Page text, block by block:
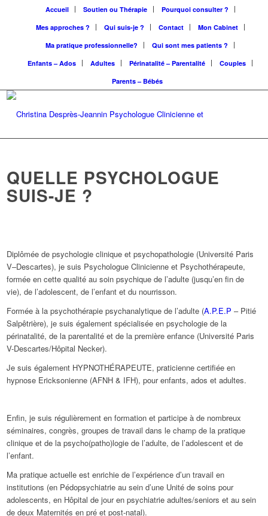
Accueil Soutien ou Thérapie
Pourquoi consulter ?
Mes approches ?
Qui suis-je ? Contact
Mon Cabinet
Ma pratique professionnelle?
Qui sont mes patients ?
Enfants – Ados
Adultes Périnatalité – Parentalité
Couples
Parents – Bébés
QUELLE PSYCHOLOGUE
SUIS-JE ?
Diplômée de psychologie clinique et psychopathologie (Université Paris
V–Descartes), je suis Psychologue Clinicienne et Psychothérapeute,
formée en cette qualité au soin psychique de l’adulte (jusqu’en fin de
vie), de l’adolescent, de l’enfant et du nourrisson.
Formée à la psychothérapie psychanalytique de l’adulte (A.P.E.P – Pitié
Salpêtrière), je suis également spécialisée en psychologie de la
périnatalité, de la parentalité et de la première enfance (Université Paris
V-Descartes/Hôpital Necker).
Je suis également HYPNOTHÉRAPEUTE, praticienne certifiée en
hypnose Ericksonienne (AFNH & IFH), pour enfants, ados et adultes.
Enfin, je suis régulièrement en formation et participe à de nombreux
séminaires, congrès, groupes de travail dans le champ de la pratique
clinique et de la psycho(patho)logie de l’adulte, de l’adolescent et de
l’enfant.
Ma pratique actuelle est enrichie de l’expérience d’un travail en
institutions (en Pédopsychiatrie au sein d’une Unité de soins pour
adolescents, en Hôpital de jour en psychiatrie adultes/seniors et au sein
de deux Maternités en pré et post-natal).